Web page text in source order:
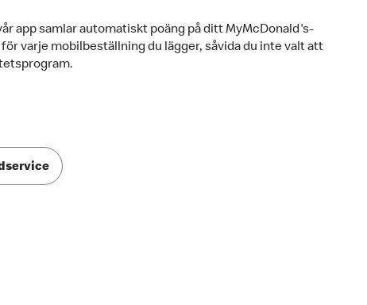
app samlar automatiskt poäng på ditt MyMcDonald's-
varje mobilbeställning du lägger, såvida du inte valt att